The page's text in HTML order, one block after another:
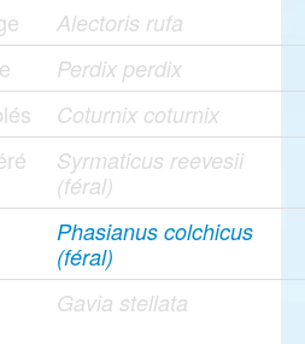
Alectoris rufa
Perdix perdix
Coturnix coturnix
Syrmaticus reevesii
(féral)
Phasianus colchicus
(féral)
Gavia stellata